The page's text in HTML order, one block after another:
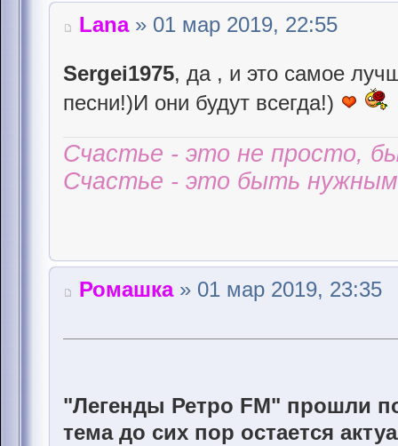
Lana» 01 мар 2019, 22:55
Sergei1975, да , и это самое
песни!)И они будут всегда!)
Счастье - это не просто,
Счастье - это быть
Ромашка» 01 мар 2019, 23:35
"Легенды Ретро FM" прошли
тема до сих пор остается